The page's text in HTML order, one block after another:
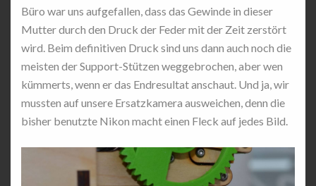
Büro war uns aufgefallen, dass das Gewinde in dieser
Mutter durch den Druck der Feder mit der Zeit zerstört
wird. Beim definitiven Druck sind uns dann auch noch die
meisten der Support-Stützen weggebrochen, aber wen
kümmerts, wenn er das Endresultat anschaut. Und ja, wir
mussten auf unsere Ersatzkamera ausweichen, denn die
bisher benutzte Nikon macht einen Fleck auf jedes Bild.